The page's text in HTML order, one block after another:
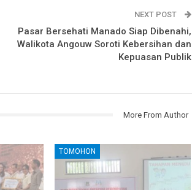
NEXT POST
Pasar Bersehati Manado Siap Dibenahi,
Walikota Angouw Soroti Kebersihan dan
Kepuasan Publik
More From Author
TOMOHON